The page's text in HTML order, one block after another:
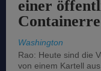
einer
Washington
Rao: Heute sind die
von einem Kartell